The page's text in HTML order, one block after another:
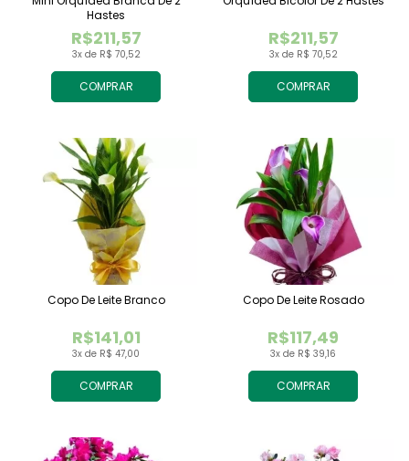
COMPRAR
3x de R$ 70,52
R$211,57
Hastes
COMPRAR
3x de R$ 70,52
R$211,57
COMPRAR
3x de R$ 47,00
R$141,01
Copo De Leite Branco
COMPRAR
3x de R$ 39,16
R$117,49
Copo De Leite Rosado